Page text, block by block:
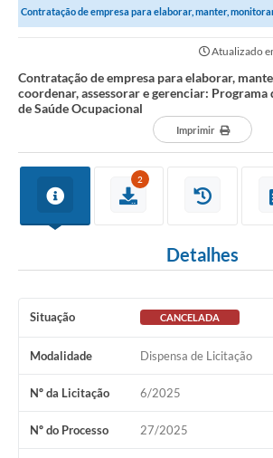
Legislação
Carta de Serviços
Telefones Úteis
Contato
Contratação de empresa para elaborar, manter,
Atualizado
Contratação de empresa para elaborar,
coordenar, assessorar e gerenciar:
de Saúde Ocupacional
Imprimir
2
Detalhes
Situação CANCELADA
Modalidade Dispensa de Licitação
Nº da Licitação 6/2025
Nº do Processo 27/2025